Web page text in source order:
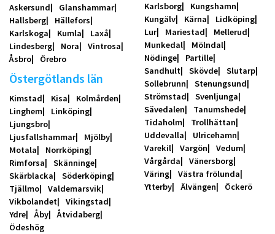
Askersund
Glanshammar
Hallsberg
Hällefors
Karlskoga
Kumla
Laxå
Lindesberg
Nora
Vintrosa
Åsbro
Örebro
Östergötlands län
Kimstad Kisa
Kolmården
Linghem
Linköping
Ljungsbro
Ljusfallshammar
Mjölby
Motala
Norrköping
Rimforsa
Skänninge
Skärblacka
Söderköping
Tjällmo
Valdemarsvik
Vikbolandet
Vikingstad
Ydre
Åby
Åtvidaberg
Ödeshög
Karlsborg
Kungshamn
Kungälv
Kärna
Lidköping
Lur
Mariestad
Mellerud
Munkedal
Mölndal
Nödinge
Partille
Sandhult
Skövde
Slutarp
Sollebrunn
Stenungsund
Strömstad
Svenljunga
Sävedalen
Tanumshede
Tidaholm
Trollhättan
Uddevalla
Ulricehamn
Varekil
Vargön
Vedum
Vårgårda
Vänersborg
Väring
Västra frölunda
Ytterby
Älvängen Öckerö